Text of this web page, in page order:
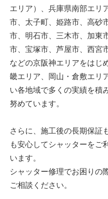
エリア）、兵庫県南部エリ
市、太子町、姫路市、高砂
市、明石市、三木市、加東
市、宝塚市、芦屋市、西宮
などの京阪神エリアをはじ
畿エリア、岡山・倉敷エリ
い各地域で多くの実績を積
努めています。
さらに、施工後の長期保証
も安心してシャッターをご
います。
シャッター修理でお困りの
ご相談ください。